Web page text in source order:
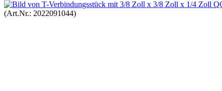
(Art.Nr.: 2022091044)